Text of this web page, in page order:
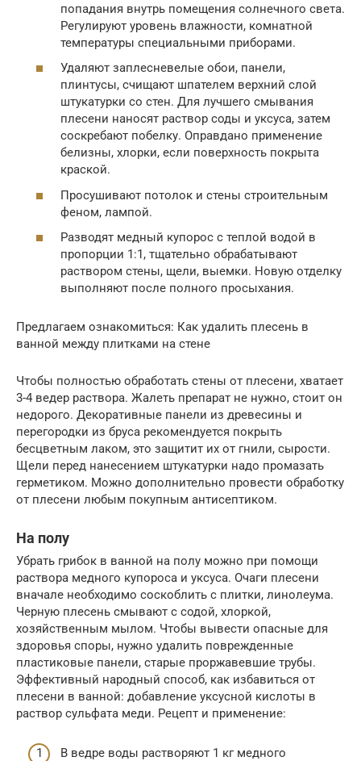
попадания внутрь помещения солнечного света.
Регулируют уровень влажности, комнатной
температуры специальными приборами.
Удаляют заплесневелые обои, панели,
плинтусы, счищают шпателем верхний слой
штукатурки со стен. Для лучшего смывания
плесени наносят раствор соды и уксуса, затем
соскребают побелку. Оправдано применение
белизны, хлорки, если поверхность покрыта
краской.
Просушивают потолок и стены строительным
феном, лампой.
Разводят медный купорос с теплой водой в
пропорции 1:1, тщательно обрабатывают
раствором стены, щели, выемки. Новую отделку
выполняют после полного просыхания.
Предлагаем ознакомиться: Как удалить плесень в
ванной между плитками на стене
Чтобы полностью обработать стены от плесени, хватает
3-4 ведер раствора. Жалеть препарат не нужно, стоит он
недорого. Декоративные панели из древесины и
перегородки из бруса рекомендуется покрыть
бесцветным лаком, это защитит их от гнили, сырости.
Щели перед нанесением штукатурки надо промазать
герметиком. Можно дополнительно провести обработку
от плесени любым покупным антисептиком.
На полу
Убрать грибок в ванной на полу можно при помощи
раствора медного купороса и уксуса. Очаги плесени
вначале необходимо соскоблить с плитки, линолеума.
Черную плесень смывают с содой, хлоркой,
хозяйственным мылом. Чтобы вывести опасные для
здоровья споры, нужно удалить поврежденные
пластиковые панели, старые проржавевшие трубы.
Эффективный народный способ, как избавиться от
плесени в ванной: добавление уксусной кислоты в
раствор сульфата меди. Рецепт и применение:
В ведре воды растворяют 1 кг медного